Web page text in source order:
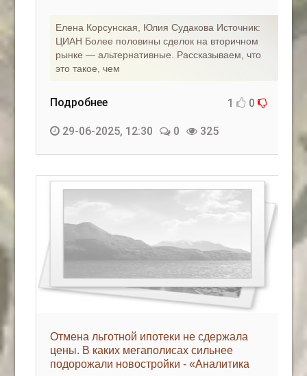
Елена Корсунская, Юлия Судакова Источник:
ЦИАН Более половины сделок на вторичном
рынке — альтернативные. Рассказываем, что
это такое, чем
Подробнее 1 0
29-06-2025, 12:30 0 325
Отмена льготной ипотеки не сдержала
цены. В каких мегаполисах сильнее
подорожали новостройки - «Аналитика